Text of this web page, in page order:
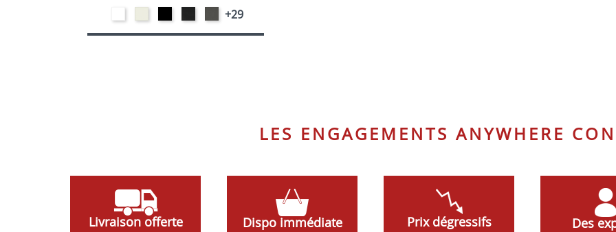
BLANCM391
-
NOIR
M301
Gris
foncé
M372
+29
LES ENGAGEMENTS ANYWHERE
Livraison offerte Dispo immédiate Prix dégressifs Des